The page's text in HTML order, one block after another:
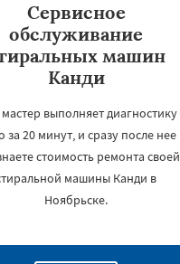
Сервисное
обслуживание
машин
Канди
выполняет диагностику
за 20 минут, и сразу после нее
стоимость ремонта своей
машины Канди в
Ноябрьске.